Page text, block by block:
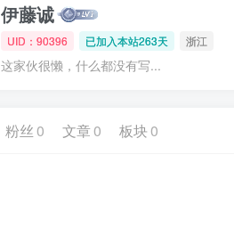
伊藤诚
UID：90396 已加入本站263天 浙江
这家伙很懒，什么都没有写...
粉丝 0 文章0 板块 0